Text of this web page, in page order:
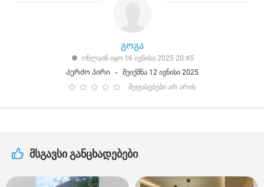
გოგა
ონლაინ იყო 16 ივნისი 2025 20:45
Კერძო პირი
შეიქმნა 12 ივნისი 2025
შეფასებები არ არის
მსგავსი განცხადებები